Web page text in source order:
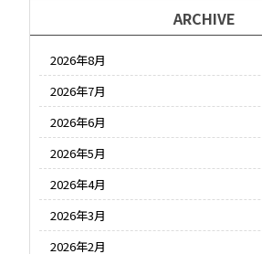
ARCHIVE
2026年8月
2026年7月
2026年6月
2026年5月
2026年4月
2026年3月
2026年2月